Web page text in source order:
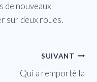
de nouveaux
sur deux roues.
SUIVANT
Qui a remporté la